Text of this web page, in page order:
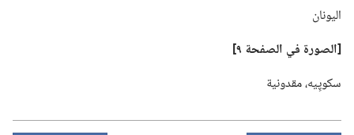
اليونان
‏[الصورة في الصفحة ٩]‏
سكوپِيه،‏ مقدونية